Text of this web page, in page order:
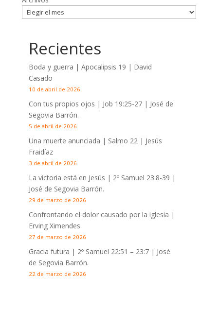
Recientes
Boda y guerra | Apocalipsis 19 | David
Casado
10 de abril de 2026
Con tus propios ojos | Job 19:25-27| José de
Segovia Barrón.
5 de abril de 2026
Una muerte anunciada | Salmo 22 | Jesús
Fraidíaz
3 de abril de 2026
La victoria está en Jesús | 2º Samuel 23:8-39 |
José de Segovia Barrón.
29 de marzo de 2026
Confrontando el dolor causado por la iglesia |
Erving Ximendes
27 de marzo de 2026
Gracia futura | 2º Samuel 22:51 – 23:7| José
de Segovia Barrón.
22 de marzo de 2026